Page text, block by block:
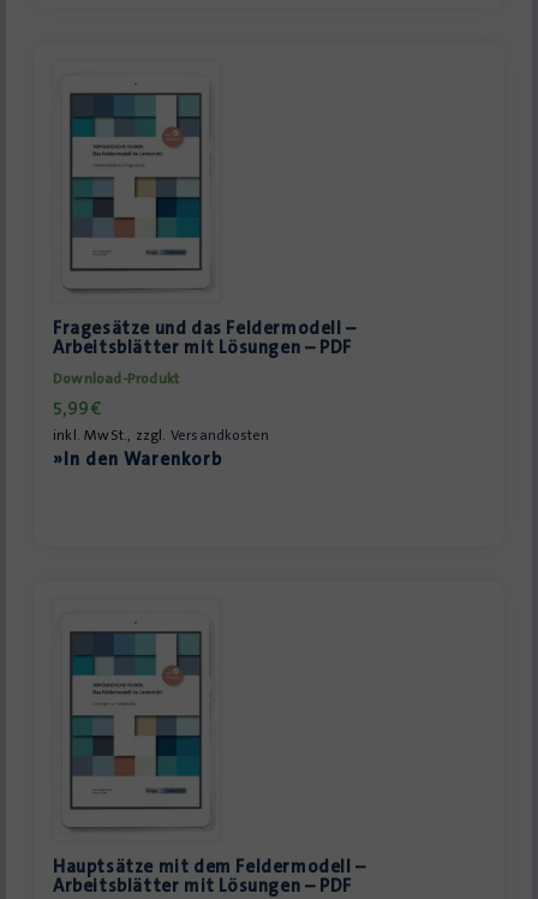
Fragesätze und das Feldermodell –
Arbeitsblätter mit Lösungen – PDF
Download-Produkt
5,99€
inkl. MwSt., zzgl. Versandkosten
»In den Warenkorb
Hauptsätze mit dem Feldermodell –
Arbeitsblätter mit Lösungen – PDF